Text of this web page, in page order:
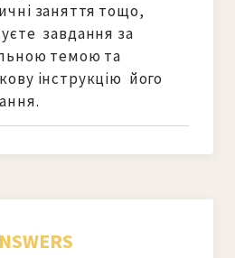
заняття тощо,
завдання за
темою та
інструкцію  його